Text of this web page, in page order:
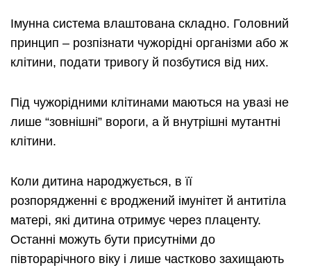
Імунна система влаштована складно. Головний
принцип – розпізнати чужорідні організми або ж
клітини, подати тривогу й позбутися від них.
Під чужорідними клітинами маються на увазі не
лише “зовнішні” вороги, а й внутрішні мутантні
клітини.
Коли дитина народжується, в її
розпорядженні є вроджений імунітет й антитіла
матері, які дитина отримує через плаценту.
Останні можуть бути присутніми до
півторарічного віку і лише частково захищають